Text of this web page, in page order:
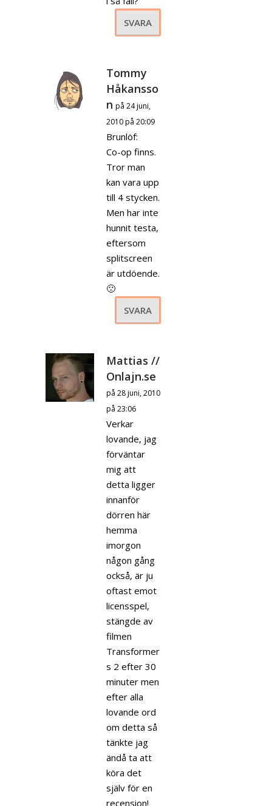
SVARA
Tommy
Håkansso
n på 24 juni,
2010 på 20:09
Brunlöf:
Co-op finns.
Tror man
kan vara upp
till 4 stycken.
Men har inte
hunnit testa,
eftersom
splitscreen
är utdöende.
🙁
SVARA
Mattias //
Onlajn.se
på 28 juni, 2010
på 23:06
Verkar
lovande, jag
förväntar
mig att
detta ligger
innanför
dörren här
hemma
imorgon
någon gång
också, är ju
oftast emot
licensspel,
stängde av
filmen
Transformer
s 2 efter 30
minuter men
efter alla
lovande ord
om detta så
tänkte jag
ändå ta att
köra det
själv för en
recension!